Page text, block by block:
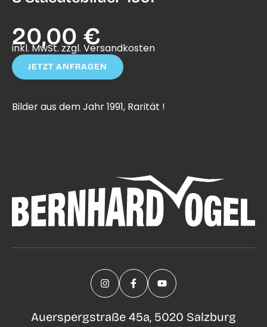
20,00 €
inkl. MwSt. zzgl. Versandkosten
JETZT ANFRAGEN
Bilder aus dem Jahr 1991, Rarität !
Auerspergstraße 45a, 5020 Salzburg